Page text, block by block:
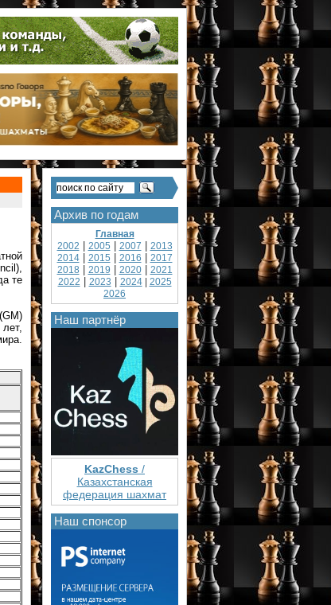
те
Архив по годам
Главная
2002
2005 2007
2013
2014| 2015 2016
2017
2018
2019 2020| 2021
2022
2023 2024| 2025
2026
Наш партнёр
KazChess /
Казахстанская
федерация шахмат
Наш спонсор